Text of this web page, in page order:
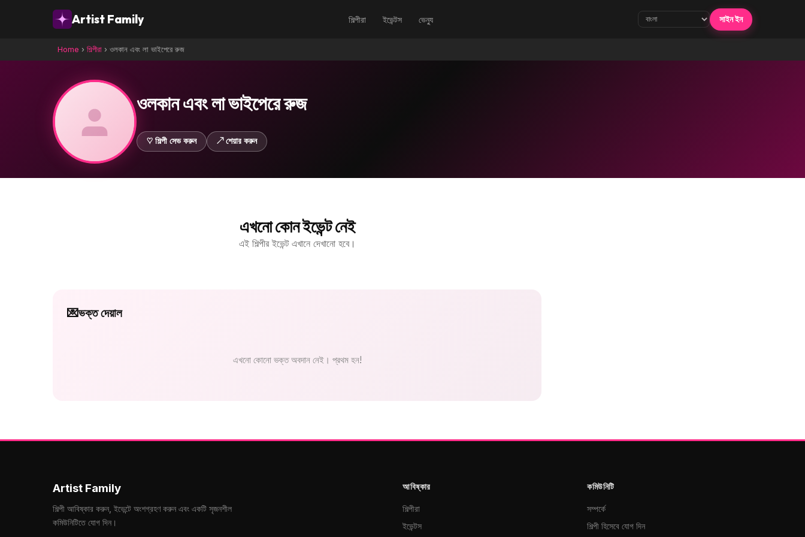
Artist Family শিল্পীরা ইভেন্টস ভেন্যু সাইন ইন
Home › শিল্পীরা › ওলকান এবং লা ভাইপেরে রুজ
ওলকান এবং লা ভাইপেরে রুজ
♡ শিল্পী সেভ করুন ↗ শেয়ার করুন
এখনো কোন ইভেন্ট নেই
এই শিল্পীর ইভেন্ট এখানে দেখানো হবে।
💌ভক্ত দেয়াল
এখনো কোনো ভক্ত অবদান নেই। প্রথম হন!
Artist Family
শিল্পী আবিষ্কার করুন, ইভেন্টে অংশগ্রহণ করুন এবং একটি সৃজনশীল
কমিউনিটিতে যোগ দিন।
আবিষ্কার
শিল্পীরা
ইভেন্টস
কমিউনিটি
সম্পর্কে
শিল্পী হিসেবে যোগ দিন